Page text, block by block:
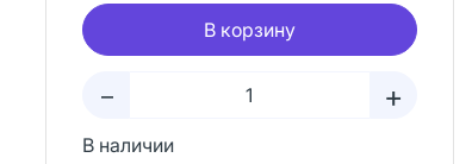
В корзину
– +
В наличии